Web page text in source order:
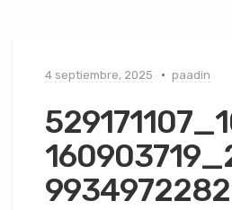
4 septiembre, 2025 paadin